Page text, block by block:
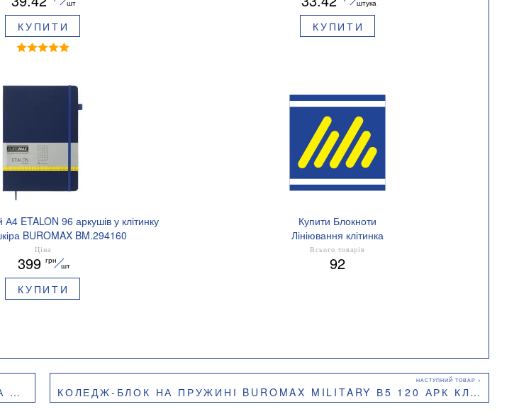
шт
КУПИТИ
штука
КУПИТИ
А4 ETALON 96 аркушів у клітинку
BUROMAX BM.294160
Ціна
399 грн
шт
КУПИТИ
Купити Блокноти
Лініювання клітинка
Всього товарів
92
КОЛЕДЖ-БЛОК НА ПРУЖИНІ BUROMAX MILITARY В5 120 АРК КЛІТИНКА ЗЕЛЕНИЙ BM.24155912-16